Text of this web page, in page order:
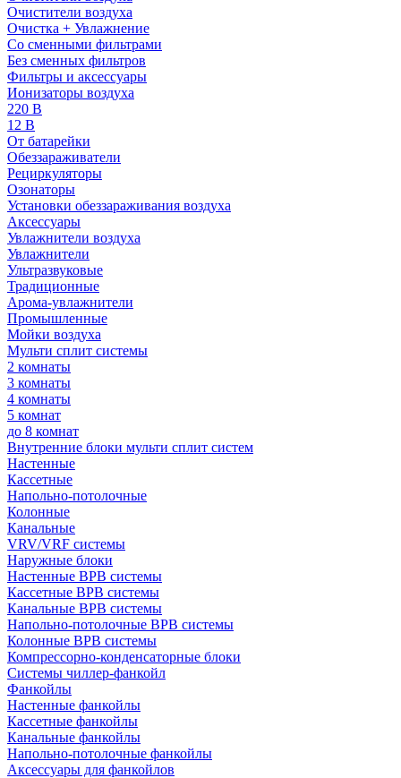
Очистители воздуха
Очистка + Увлажнение
Cо сменными фильтрами
Без сменных фильтров
Фильтры и аксессуары
Ионизаторы воздуха
220 В
12 В
От батарейки
Обеззараживатели
Рециркуляторы
Озонаторы
Установки обеззараживания воздуха
Аксессуары
Увлажнители воздуха
Увлажнители
Ультразвуковые
Традиционные
Арома-увлажнители
Промышленные
Мойки воздуха
Мульти сплит системы
2 комнаты
3 комнаты
4 комнаты
5 комнат
до 8 комнат
Внутренние блоки мульти сплит систем
Настенные
Кассетные
Напольно-потолочные
Колонные
Канальные
VRV/VRF системы
Наружные блоки
Настенные ВРВ системы
Кассетные ВРВ системы
Канальные ВРВ системы
Напольно-потолочные ВРВ системы
Колонные ВРВ системы
Компрессорно-конденсаторные блоки
Системы чиллер-фанкойл
Фанкойлы
Настенные фанкойлы
Кассетные фанкойлы
Канальные фанкойлы
Напольно-потолочные фанкойлы
Аксессуары для фанкойлов